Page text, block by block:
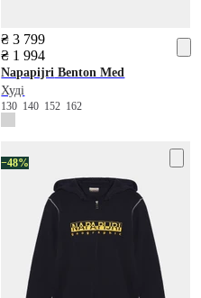
₴ 3 799
₴ 1 994
Napapijri Benton Med
Худі
130 140 152 162
−48%